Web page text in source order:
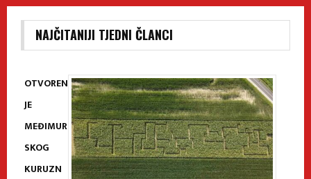
NAJČITANIJI TJEDNI ČLANCI
OTVOREN
JE
MEĐIMUR
SKOG
KURUZN